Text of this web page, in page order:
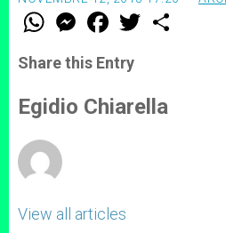
W
t
s
p
p
M
e
s
e
g
e
F
a
e
b
o
k
w
r
Share this Entry
Egidio Chiarella
View all articles